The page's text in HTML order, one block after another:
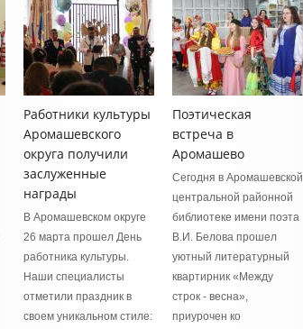
Работники культуры
Аромашевского
округа получили
заслуженные
награды
В Аромашевском округе
26 марта прошел День
работника культуры.
Наши специалисты
отметили праздник в
своем уникальном стиле:
Поэтическая
встреча в
Аромашево
Сегодня в Аромашевской
центральной районной
библиотеке имени поэта
В.И. Белова прошел
уютный литературный
квартирник «Между
строк - весна»,
приурочен ко